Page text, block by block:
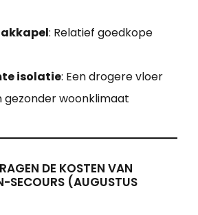
: Relatief goedkope
isolatie: Een drogere vloer
gezonder woonklimaat
DE KOSTEN VAN
SECOURS (AUGUSTUS